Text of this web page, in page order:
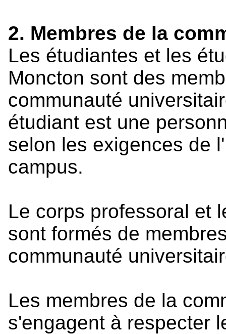
2. Membres de la
Les étudiantes et les
Moncton sont des
communauté
étudiant est une
selon les exigences de
campus.
Le corps professoral et
sont formés de
communauté
Les membres de la
s'engagent à respecter